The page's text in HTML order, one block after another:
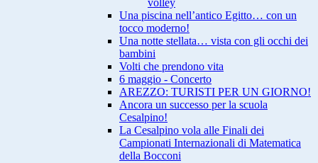
volley
Una piscina nell’antico Egitto… con un
tocco moderno!
Una notte stellata… vista con gli occhi dei
bambini
Volti che prendono vita
6 maggio - Concerto
AREZZO: TURISTI PER UN GIORNO!
Ancora un successo per la scuola
Cesalpino!
La Cesalpino vola alle Finali dei
Campionati Internazionali di Matematica
della Bocconi